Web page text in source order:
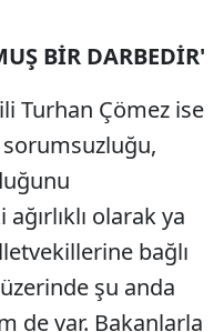
BİR DARBEDİR'
Turhan Çömez ise
olarak ya
bağlı
şu anda
de var. Bakanlarla